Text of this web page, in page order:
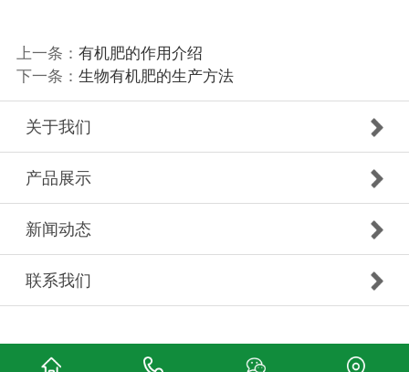
上一条： 有机肥的作用介绍
下一条： 生物有机肥的生产方法
关于我们
产品展示
新闻动态
联系我们